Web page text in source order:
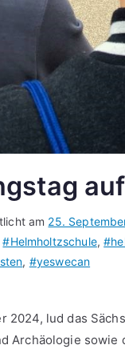
am 25.
#Helmholtzschule,
, #yeswecan
2024, lud das
Archäologie